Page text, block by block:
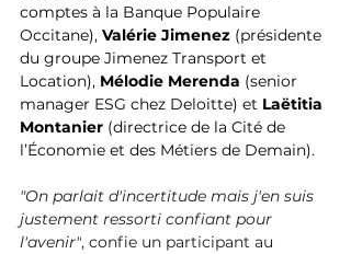
comptes à la Banque Populaire
Occitane), Valérie Jimenez (présidente
du groupe Jimenez Transport et
Location), Mélodie Merenda (senior
manager ESG chez Deloitte) et Laëtitia
Montanier (directrice de la Cité de
l’Économie et des Métiers de Demain).
"On parlait d'incertitude mais j'en suis
justement ressorti confiant pour
l'avenir", confie un participant au